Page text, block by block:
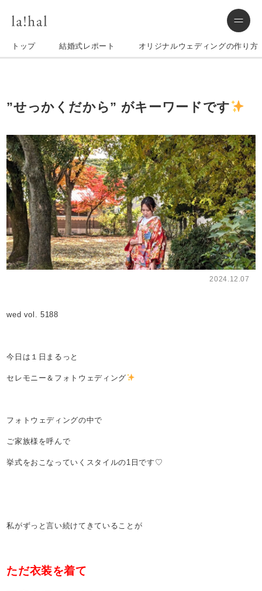
トップ 結婚式レポート オリジナルウェディングの作り方
”せっかくだから” がキーワードです
2024.12.07
wed vol. 5188
今日は１日まるっと
セレモニー＆フォトウェディング
フォトウェディングの中で
ご家族様を呼んで
挙式をおこなっていくスタイルの1日です♡
私がずっと言い続けてきていることが
ただ衣装を着て